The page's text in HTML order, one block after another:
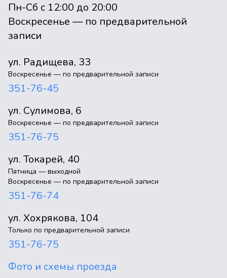
Пн-Сб с 12:00 до 20:00
Воскресенье — по предварительной
записи
ул. Радищева, 33
Воскресенье — по предварительной записи
351-76-45
ул. Сулимова, 6
Воскресенье — по предварительной записи
351-76-75
ул. Токарей, 40
Пятница — выходной
Воскресенье — по предварительной записи
351-76-74
ул. Хохрякова, 104
Только по предварительной записи
351-76-75
Фото и схемы проезда